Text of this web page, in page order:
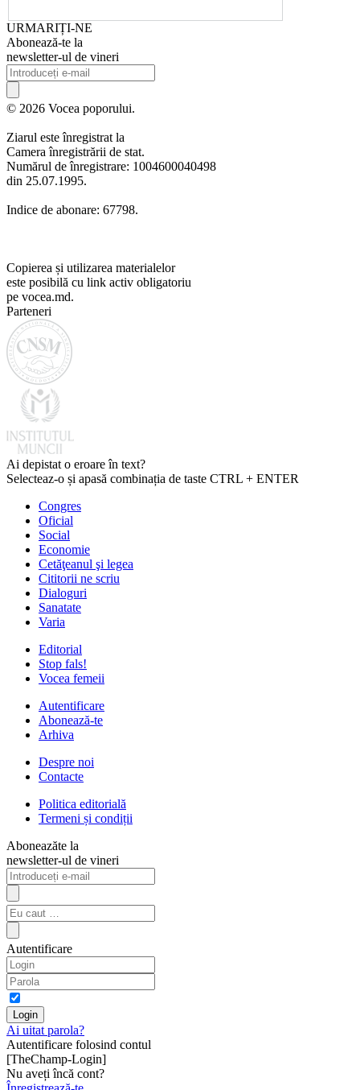
URMARIȚI-NE
Abonează-te la
newsletter-ul de vineri
© 2026 Vocea poporului.
Ziarul este înregistrat la
Camera înregistrării de stat.
Numărul de înregistrare: 1004600040498
din 25.07.1995.
Indice de abonare: 67798.
Copierea și utilizarea materialelor
este posibilă cu link activ obligatoriu
pe vocea.md.
Parteneri
Ai depistat o eroare în text?
Selecteaz-o și apasă combinația de taste CTRL + ENTER
Congres
Oficial
Social
Economie
Cetăţeanul şi legea
Cititorii ne scriu
Dialoguri
Sanatate
Varia
Editorial
Stop fals!
Vocea femeii
Autentificare
Abonează-te
Arhiva
Despre noi
Contacte
Politica editorială
Termeni și condiții
Aboneazăte la
newsletter-ul de vineri
Autentificare
Ai uitat parola?
Autentificare folosind contul
[TheChamp-Login]
Nu aveți încă cont?